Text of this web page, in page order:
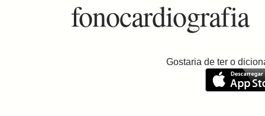
fonocardiografia
Gostaria de ter o